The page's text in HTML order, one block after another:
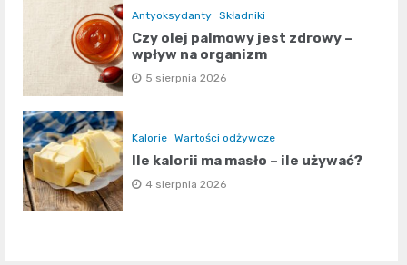
Antyoksydanty Składniki
Czy olej palmowy jest zdrowy –
wpływ na organizm
5 sierpnia 2026
Kalorie Wartości odżywcze
Ile kalorii ma masło – ile używać?
4 sierpnia 2026